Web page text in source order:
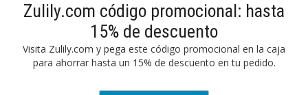
Zulily.com código promocional: hasta
15% de descuento
Visita Zulily.com y pega este código promocional en la caja
para ahorrar hasta un 15% de descuento en tu pedido.